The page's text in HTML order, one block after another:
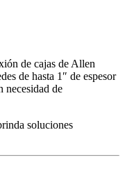
de cajas de Allen
de hasta 1″ de espesor
necesidad de
soluciones